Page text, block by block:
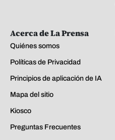
Acerca de La Prensa
Quiénes somos
Políticas de Privacidad
Principios de aplicación de IA
Mapa del sitio
Kiosco
Preguntas Frecuentes